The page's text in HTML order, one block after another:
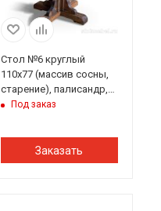
Стол №6 круглый
110х77 (массив сосны,
старение), палисандр,
ИРБПод заказ
Заказать